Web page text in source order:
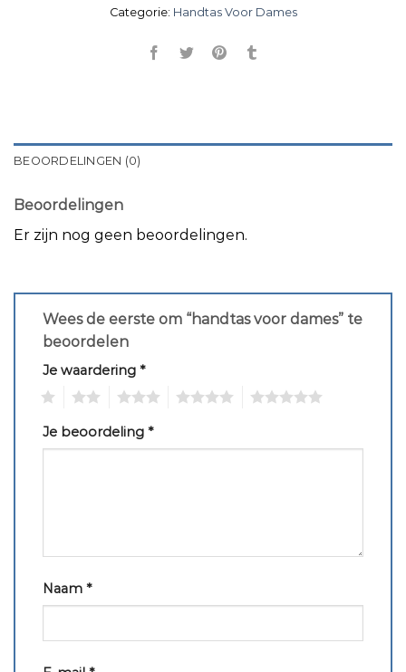
Categorie: Handtas Voor Dames
BEOORDELINGEN (0)
Beoordelingen
Er zijn nog geen beoordelingen.
Wees de eerste om “handtas voor dames” te
beoordelen
Je waardering *
Je beoordeling *
Naam *